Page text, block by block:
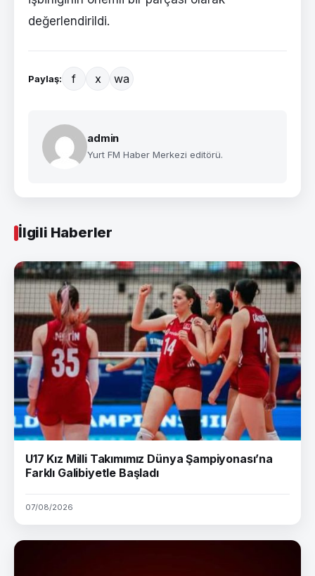
değerlendirildi.
Paylaş: f x wa
admin
Yurt FM Haber Merkezi editörü.
İlgili Haberler
U17 Kız Milli Takımımız Dünya Şampiyonası’na
Farklı Galibiyetle Başladı
07/08/2026